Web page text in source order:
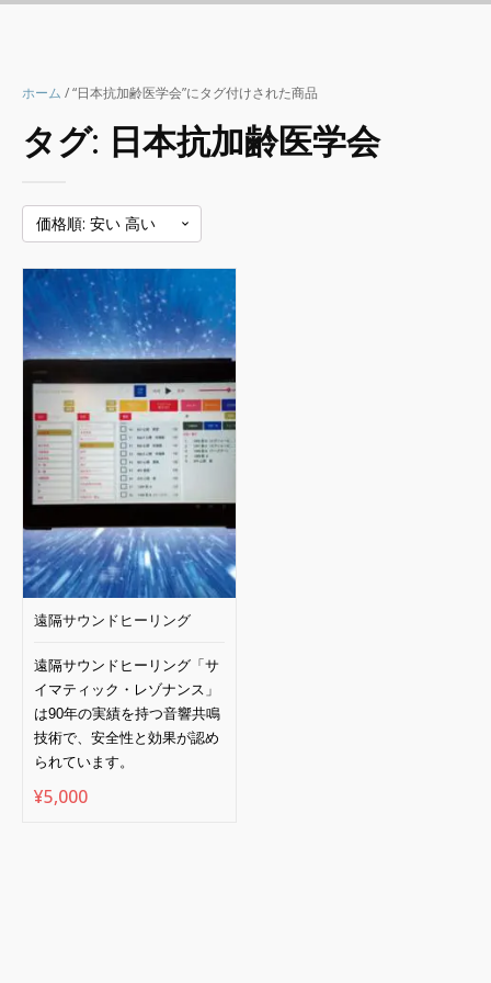
ホーム / “日本抗加齢医学会”にタグ付けされた商品
タグ: 日本抗加齢医学会
遠隔サウンドヒーリング
遠隔サウンドヒーリング「サ
イマティック・レゾナンス」
は90年の実績を持つ音響共鳴
技術で、安全性と効果が認め
られています。
¥5,000